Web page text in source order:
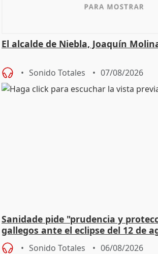
El alcalde de Niebla, Joaquín
Sonido Totales 07/08/2026
Sanidade pide "prudencia y
gallegos ante el eclipse del 12 de
Sonido Totales 06/08/2026